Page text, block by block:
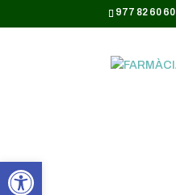
Obre la barra d'eines
CODI GOOGLE ANALYTICS:
977 82 60 60